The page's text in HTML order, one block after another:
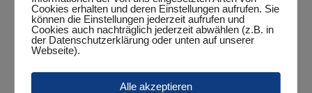
19:00 Uhr - 21:00 Uhr
Veranstaltungskategorie:
Punktspiel
6. Herren – TSR Olympia
Cookies erhalten und deren Einstellungen aufrufen. Sie
können die Einstellungen jederzeit aufrufen und
Cookies auch nachträglich jederzeit abwählen (z.B. in
der Datenschutzerklärung oder unten auf unserer
Webseite).
Alle akzeptieren